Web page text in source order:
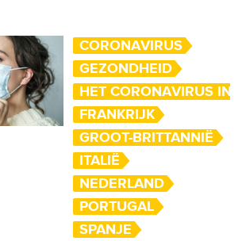
CORONAVIRUS
GEZONDHEID
HET CORONAVIRUS IN
FRANKRIJK
GROOT-BRITTANNIË
ITALIË
NEDERLAND
PORTUGAL
SPANJE